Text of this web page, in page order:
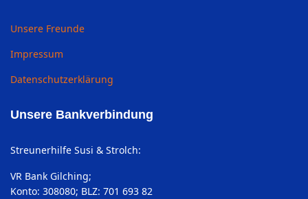
Unsere Freunde
Impressum
Datenschutzerklärung
Unsere Bankverbindung
Streunerhilfe Susi & Strolch:
VR Bank Gilching;
Konto: 308080; BLZ: 701 693 82